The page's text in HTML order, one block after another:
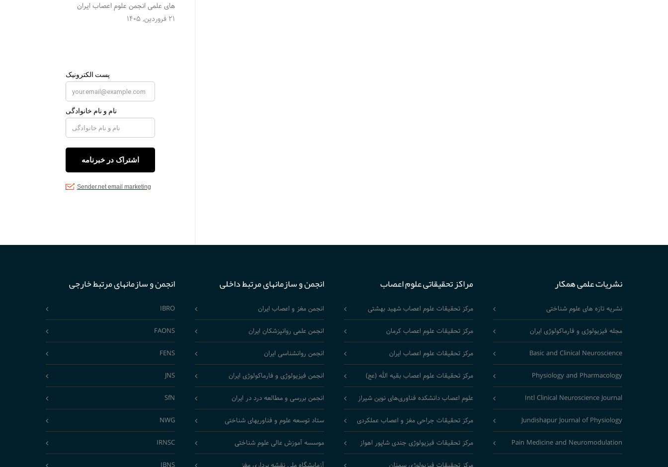
های علمی انجمن علوم اعصاب ایران
21 فروردین, 1405
نشریات علمی همکار
نشریه تازه های علوم شناختی
مجله فیزیولوژی و فارماکولوژی ایران
Basic and Clinical Neuroscience
Physiology and Pharmacology
Intl Clinical Neuroscience Journal
Jundishapur Journal of Physiology
Pain Medicine and Neuromodulation
مراکز تحقیقاتی علوم اعصاب
مرکز تحقیقات علوم اعصاب شهید بهشتی
مرکز تحقیقات علوم اعصاب کرمان
مرکز تحقیقات علوم اعصاب ایران
مرکز تحقیقات علوم اعصاب بقیه الله (عج)
علوم اعصاب دانشکده فناوری‌های نوین شیراز
مرکز تحقیقات جراحی مغز و اعصاب عملکردی
مرکز تحقیقات فیزیولوژی جندی شاپور اهواز
مرکز تحقیقات فیزیولوژی سمنان
انجمن و سازمانهای مرتبط داخلی
انجمن مغز و اعصاب ایران
انجمن علمی روانپزشکان ایران
انجمن روانشناسی ایران
انجمن فیزیولوژی و فارماکولوژی ایران
انجمن بررسی و مطالعه درد در ایران
ستاد توسعه علوم و فناوریهای شناختی
موسسه آموزش عالی علوم شناختی
آزمایشگاه ملی نقشه برداری مغز
انجمن و سازمانهای مرتبط خارجی
IBRO
FAONS
FENS
JNS
SfN
NWG
IRNSC
IBNS